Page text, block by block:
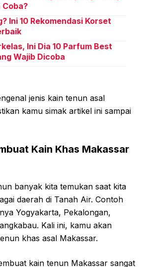
Coba?
Ini 10 Rekomendasi Korset
Ini Dia 10 Parfum Best
Wajib Dicoba
jenis kain tenun asal
kamu simak artikel ini sampai
Kain Khas Makassar
banyak kita temukan saat kita
daerah di Tanah Air. Contoh
Yogyakarta, Pekalongan,
Kali ini, kamu akan
khas asal Makassar.
kain tenun Makassar sangat